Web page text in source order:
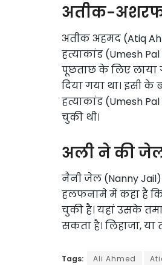
अतीक-अशरफ
अतीक अहमद (Atiq
हत्याकांड (Umesh
पूछताछ के लिए लाया
दिया गया था। इसी
हत्याकांड (Umesh
चुकी थी।
अली ने की
नैनी जेल (Nanny
हलफनामे में कहा है कि
चुकी है। यहां उसके
सकता है। लिहाजा, या
Tags: Ali Ahmed